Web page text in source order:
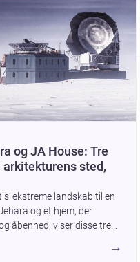
og JA House: Tre
sted,
ekstreme landskab til en
og et hjem, der
åbenhed, viser disse tre
formes af klima,
Tilsammen peger de på
→